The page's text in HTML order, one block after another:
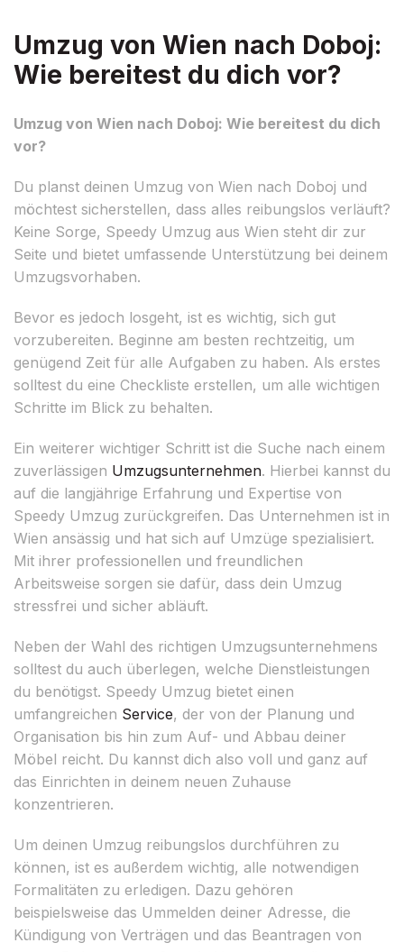
Umzug von Wien nach Doboj:
Wie bereitest du dich vor?
Umzug von Wien nach Doboj: Wie bereitest du dich
vor?
Du planst deinen Umzug von Wien nach Doboj und
möchtest sicherstellen, dass alles reibungslos verläuft?
Keine Sorge, Speedy Umzug aus Wien steht dir zur
Seite und bietet umfassende Unterstützung bei deinem
Umzugsvorhaben.
Bevor es jedoch losgeht, ist es wichtig, sich gut
vorzubereiten. Beginne am besten rechtzeitig, um
genügend Zeit für alle Aufgaben zu haben. Als erstes
solltest du eine Checkliste erstellen, um alle wichtigen
Schritte im Blick zu behalten.
Ein weiterer wichtiger Schritt ist die Suche nach einem
zuverlässigen Umzugsunternehmen. Hierbei kannst du
auf die langjährige Erfahrung und Expertise von
Speedy Umzug zurückgreifen. Das Unternehmen ist in
Wien ansässig und hat sich auf Umzüge spezialisiert.
Mit ihrer professionellen und freundlichen
Arbeitsweise sorgen sie dafür, dass dein Umzug
stressfrei und sicher abläuft.
Neben der Wahl des richtigen Umzugsunternehmens
solltest du auch überlegen, welche Dienstleistungen
du benötigst. Speedy Umzug bietet einen
umfangreichen Service, der von der Planung und
Organisation bis hin zum Auf- und Abbau deiner
Möbel reicht. Du kannst dich also voll und ganz auf
das Einrichten in deinem neuen Zuhause
konzentrieren.
Um deinen Umzug reibungslos durchführen zu
können, ist es außerdem wichtig, alle notwendigen
Formalitäten zu erledigen. Dazu gehören
beispielsweise das Ummelden deiner Adresse, die
Kündigung von Verträgen und das Beantragen von